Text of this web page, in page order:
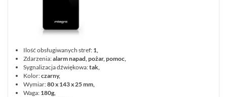
(74)
LOGOWANIE
REJESTRACJA
Ilość obsługiwanych stref: 1,
Zdarzenia:alarm napad, pożar, pomoc,
Sygnalizacja dźwiękowa:tak,
Kolor:czarny,
Wymiar:80 x 143 x 25 mm,
Waga: 180g,